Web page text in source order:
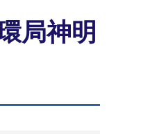
局神明